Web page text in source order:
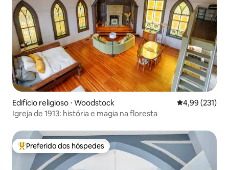
Edifício religioso ⋅ Woodstock 4,99 de uma
4,99 (231)
Igreja de 1913: história e magia na floresta
Entre os melhores preferidos dos hóspedes
Preferido dos hóspedes